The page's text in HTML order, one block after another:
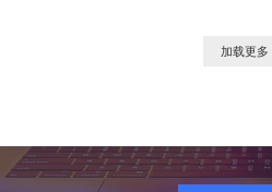
加载更多